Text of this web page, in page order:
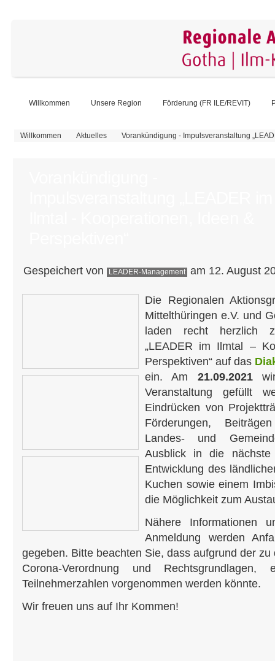
Willkommen Unsere Region Förderung (FR ILE/REVIT)
Sie sind hier
Willkommen Aktuelles Vorankündigung - Impulsveranstaltung
Gespeichert von LEADER-Management am 12. August
Die Regionalen
Mittelthüringen e.V. und
laden recht herzlich
„LEADER im Ilmtal –
Perspektiven“ auf das
ein. Am 21.09.2021
Veranstaltung gefüllt
Eindrücken von
Förderungen,
Landes- und
Ausblick in die
Entwicklung des
Kuchen sowie einem
die Möglichkeit zum
Nähere Informationen
Anmeldung werden
gegeben. Bitte beachten Sie, dass aufgrund der
Corona-Verordnung und
Teilnehmerzahlen vorgenommen werden könnte.
Wir freuen uns auf Ihr Kommen!